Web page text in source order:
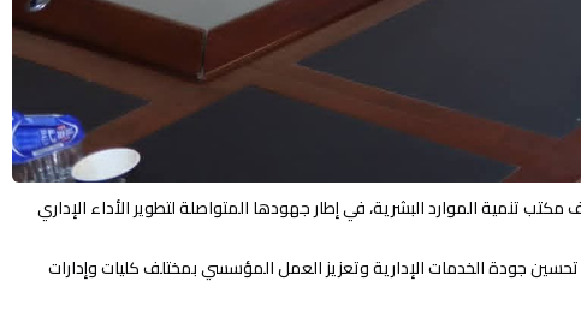
الزيتونة تحت إشراف مكتب تنمية الموارد البشرية، في إطار جهودها المتواصلة لتطوير الأداء الإداري
جودة الخدمات الإدارية وتعزيز العمل المؤسسي بمختلف كليات وإدارات